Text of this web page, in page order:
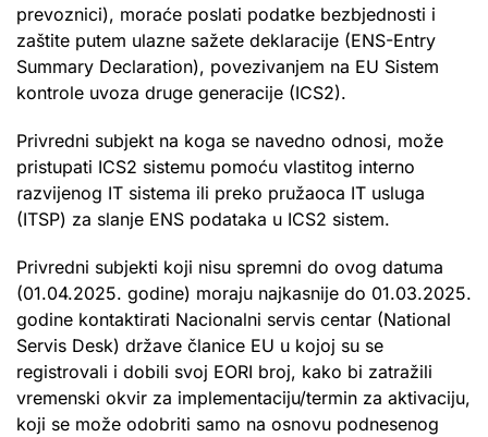
prevoznici), moraće poslati podatke bezbjednosti i
zaštite putem ulazne sažete deklaracije (ENS-Entry
Summary Declaration), povezivanjem na EU Sistem
kontrole uvoza druge generacije (ICS2).
Privredni subjekt na koga se navedno odnosi, može
pristupati ICS2 sistemu pomoću vlastitog interno
razvijenog IT sistema ili preko pružaoca IT usluga
(ITSP) za slanje ENS podataka u ICS2 sistem.
Privredni subjekti koji nisu spremni do ovog datuma
(01.04.2025. godine) moraju najkasnije do 01.03.2025.
godine kontaktirati Nacionalni servis centar (National
Servis Desk) države članice EU u kojoj su se
registrovali i dobili svoj EORI broj, kako bi zatražili
vremenski okvir za implementaciju/termin za aktivaciju,
koji se može odobriti samo na osnovu podnesenog